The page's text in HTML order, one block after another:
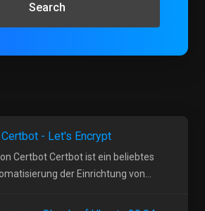
Search
- Let's Encrypt
Certbot Certbot ist ein beliebtes
der Einrichtung von...